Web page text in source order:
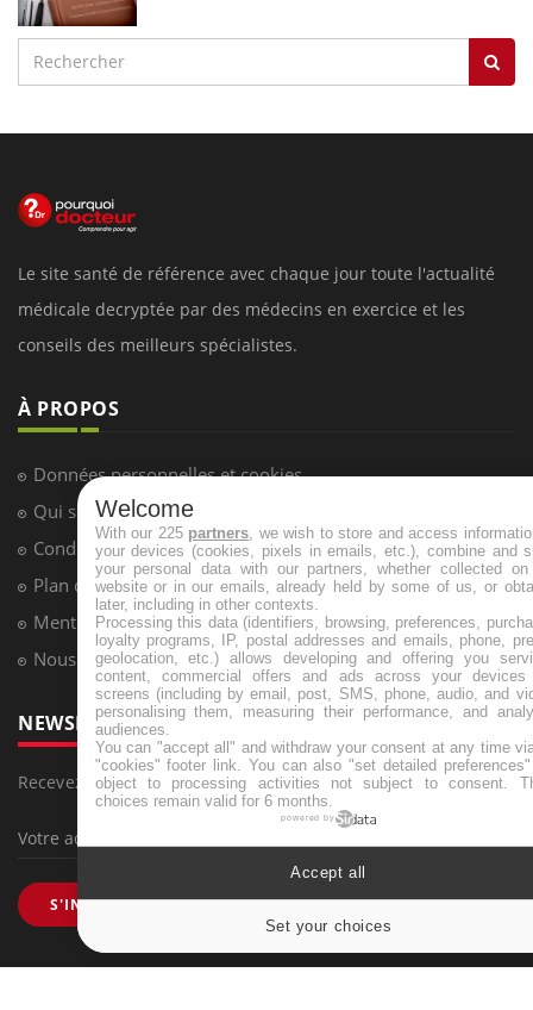
Le site santé de référence avec chaque jour toute l'actualité
médicale decryptée par des médecins en exercice et les
conseils des meilleurs spécialistes.
À PROPOS
Données personnelles et cookies
Qui sommes-nous
Conditions d'utilisation
Plan du site
Mentions Légales
Nous contacter
NEWSLETTER
Recevez toutes les semaines les meilleures infos santé
S'INSCRIRE
Welcome
With our 225 partners , we wish to store and access
your devices (cookies, pixels in emails, etc.), combine and
your personal data with our partners, whether collected
website or in our emails, already held by some of us, or
later, including in other contexts.
Processing this data (identifiers, browsing, preferences,
loyalty programs, IP, postal addresses and emails, phone,
geolocation, etc.) allows developing and offering you
content, commercial offers and ads across your devices
screens (including by email, post, SMS, phone, audio, and
personalising them, measuring their performance, and
audiences.
You can "accept all" and withdraw your consent at any time
"cookies" footer link . You can also "set detailed
object to processing activities not subject to consent.
choices remain valid for 6 months.
powered by
Set your choices
Accept all